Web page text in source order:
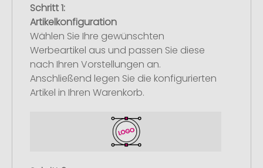
Schritt 1:
Artikelkonfiguration
Wählen Sie Ihre gewünschten
Werbeartikel aus und passen Sie diese
nach Ihren Vorstellungen an.
Anschließend legen Sie die konfigurierten
Artikel in Ihren Warenkorb.